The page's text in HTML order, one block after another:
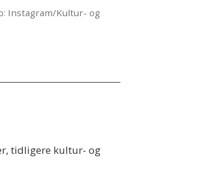
Instagram/Kultur- og
tidligere kultur- og